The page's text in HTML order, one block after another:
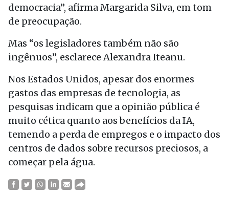
democracia”, afirma Margarida Silva, em tom
de preocupação.
Mas “os legisladores também não são
ingênuos”, esclarece Alexandra Iteanu.
Nos Estados Unidos, apesar dos enormes
gastos das empresas de tecnologia, as
pesquisas indicam que a opinião pública é
muito cética quanto aos benefícios da IA,
temendo a perda de empregos e o impacto dos
centros de dados sobre recursos preciosos, a
começar pela água.